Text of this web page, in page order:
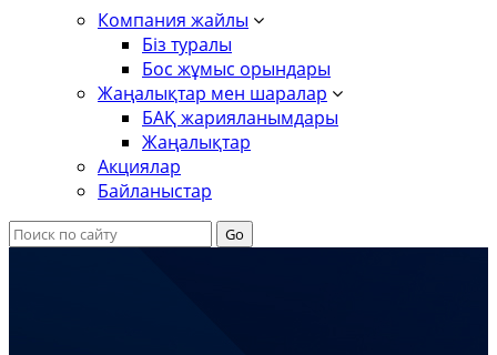
Компания жайлы
Біз туралы
Бос жұмыс орындары
Жаңалықтар мен шаралар
БАҚ жарияланымдары
Жаңалықтар
Акциялар
Байланыстар